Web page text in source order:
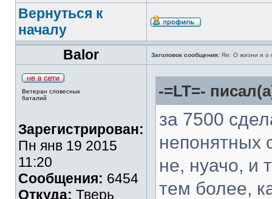
Вернуться к
началу
Balor
Заголовок сообщения: Re: О жизни и о
Ветеран словесных
баталий
Зарегистрирован:
Пн янв 19 2015
11:20
Сообщения: 6454
Откуда: Тверь
-=LT=-
за 7500
непонятных
не, нуачо, и
тем более,